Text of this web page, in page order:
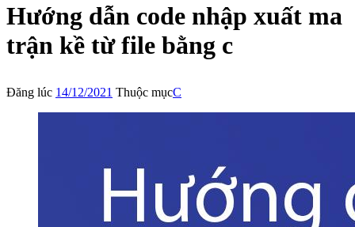
Hướng dẫn code nhập xuất ma
trận kề từ file bằng c
Đăng lúc 14/12/2021 Thuộc mụcC